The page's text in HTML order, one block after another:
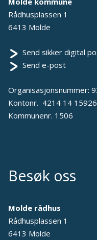
Rådhusplassen 1
6413 Molde
Send sikker digital
Send e-post
Organisasjonsnummer:
Kontonr. 4214 14 15926
Kommunenr. 1506
Besøk oss
Molde rådhus
Rådhusplassen 1
6413 Molde